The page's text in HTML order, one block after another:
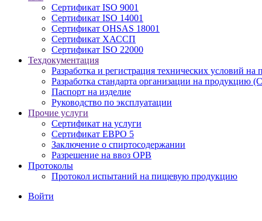
Сертификат ISO 9001
Сертификат ISO 14001
Сертификат OHSAS 18001
Сертификат ХАССП
Сертификат ISO 22000
Техдокументация
Разработка и регистрация технических условий
Разработка стандарта организации на продукцию
Паспорт на изделие
Руководство по эксплуатации
Прочие услуги
Сертификат на услуги
Сертификат ЕВРО 5
Заключение о спиртосодержании
Разрешение на ввоз ОРВ
Протоколы
Протокол испытаний на пищевую продукцию
Войти